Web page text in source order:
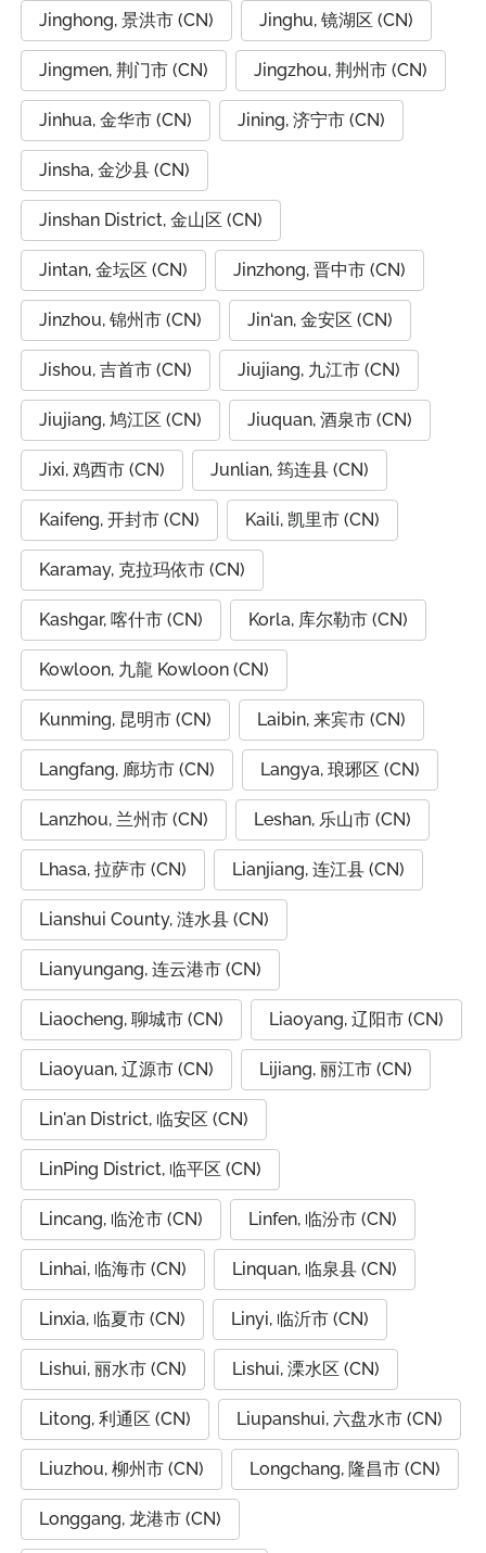
Jinghong, 景洪市 (CN) Jinghu, 镜湖区 (CN)
Jingmen, 荆门市 (CN) Jingzhou, 荆州市 (CN)
Jinhua, 金华市 (CN) Jining, 济宁市 (CN)
Jinsha, 金沙县 (CN)
Jinshan District, 金山区 (CN)
Jintan, 金坛区 (CN) Jinzhong, 晋中市 (CN)
Jinzhou, 锦州市 (CN) Jin‘an, 金安区 (CN)
Jishou, 吉首市 (CN) Jiujiang, 九江市 (CN)
Jiujiang, 鸠江区 (CN) Jiuquan, 酒泉市 (CN)
Jixi, 鸡西市 (CN) Junlian, 筠连县 (CN)
Kaifeng, 开封市 (CN) Kaili, 凯里市 (CN)
Karamay, 克拉玛依市 (CN)
Kashgar, 喀什市 (CN) Korla, 库尔勒市 (CN)
Kowloon, 九龍 Kowloon (CN)
Kunming, 昆明市 (CN) Laibin, 来宾市 (CN)
Langfang, 廊坊市 (CN) Langya, 琅琊区 (CN)
Lanzhou, 兰州市 (CN) Leshan, 乐山市 (CN)
Lhasa, 拉萨市 (CN) Lianjiang, 连江县 (CN)
Lianshui County, 涟水县 (CN)
Lianyungang, 连云港市 (CN)
Liaocheng, 聊城市 (CN) Liaoyang, 辽阳市 (CN)
Liaoyuan, 辽源市 (CN) Lijiang, 丽江市 (CN)
Lin'an District, 临安区 (CN)
LinPing District, 临平区 (CN)
Lincang, 临沧市 (CN) Linfen, 临汾市 (CN)
Linhai, 临海市 (CN) Linquan, 临泉县 (CN)
Linxia, 临夏市 (CN) Linyi, 临沂市 (CN)
Lishui, 丽水市 (CN) Lishui, 溧水区 (CN)
Litong, 利通区 (CN) Liupanshui, 六盘水市 (CN)
Liuzhou, 柳州市 (CN) Longchang, 隆昌市 (CN)
Longgang, 龙港市 (CN)